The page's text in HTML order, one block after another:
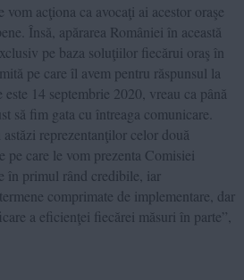
vom acţiona ca avocaţi ai acestor oraşe
Însă, apărarea României în această
pe baza soluţiilor fiecărui oraş în
pe care îl avem pentru răspunsul la
este 14 septembrie 2020, vreau ca până
să fim gata cu întreaga comunicare.
astăzi reprezentanţilor celor două
pe care le vom prezenta Comisiei
în primul rând credibile, iar
comprimate de implementare, dar
a eficienţei fiecărei măsuri în parte”,